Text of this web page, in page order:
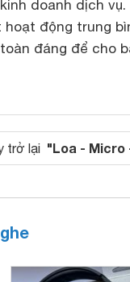
doanh dịch
hoạt động trung
đáng để cho
trở lại "Loa - Micro